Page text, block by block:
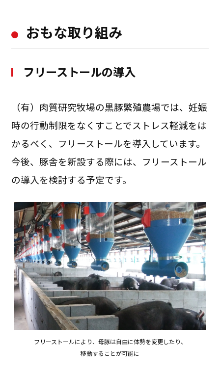
おもな取り組み
フリーストールの導入
フリーストールにより、母豚は自由に体勢を変更したり、
移動することが可能に
（有）肉質研究牧場の黒豚繁殖農場では、妊娠
時の行動制限をなくすことでストレス軽減をは
かるべく、フリーストールを導入しています。
今後、豚舎を新設する際には、フリーストール
の導入を検討する予定です。